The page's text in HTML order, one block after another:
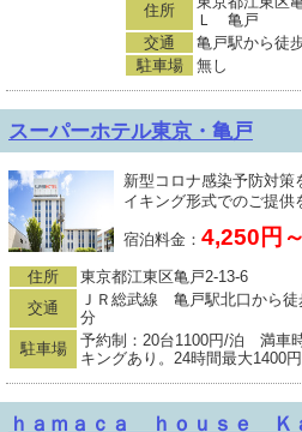
住所
Ｌ 亀戸
交通
亀戸駅から徒
駐車場
無し
スーパーホテル東京・亀戸
新型コロナ感染予防対策
イキング形式でのご提供
宿泊料金： 4,250円～
住所
東京都江東区亀戸2-13-6
交通
ＪＲ総武線 亀戸駅北口から
分
駐車場
予約制：20台1100円/泊 満車
キングあり。24時間最大1400円
ｈａｍａｃａ ｈｏｕｓｅ Ｋ